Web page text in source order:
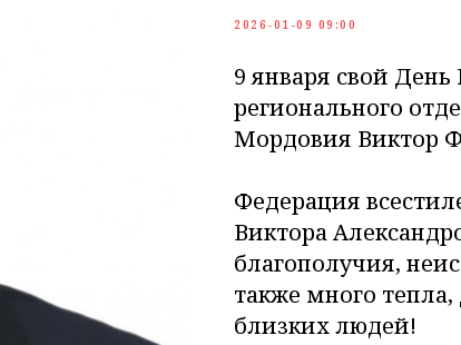
2026-01-09 09:00
9 января свой
регионального
Мордовия Виктор
Федерация
Виктора
благополучия,
также много
близких людей!